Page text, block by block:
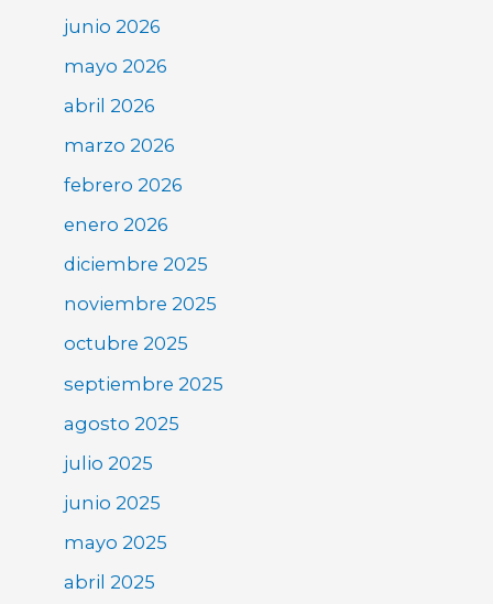
junio 2026
mayo 2026
abril 2026
marzo 2026
febrero 2026
enero 2026
diciembre 2025
noviembre 2025
octubre 2025
septiembre 2025
agosto 2025
julio 2025
junio 2025
mayo 2025
abril 2025